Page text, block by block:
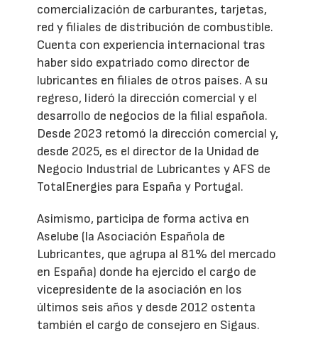
comercialización de carburantes, tarjetas,
red y filiales de distribución de combustible.
Cuenta con experiencia internacional tras
haber sido expatriado como director de
lubricantes en filiales de otros países. A su
regreso, lideró la dirección comercial y el
desarrollo de negocios de la filial española.
Desde 2023 retomó la dirección comercial y,
desde 2025, es el director de la Unidad de
Negocio Industrial de Lubricantes y AFS de
TotalEnergies para España y Portugal.
Asimismo, participa de forma activa en
Aselube (la Asociación Española de
Lubricantes, que agrupa al 81% del mercado
en España) donde ha ejercido el cargo de
vicepresidente de la asociación en los
últimos seis años y desde 2012 ostenta
también el cargo de consejero en Sigaus.